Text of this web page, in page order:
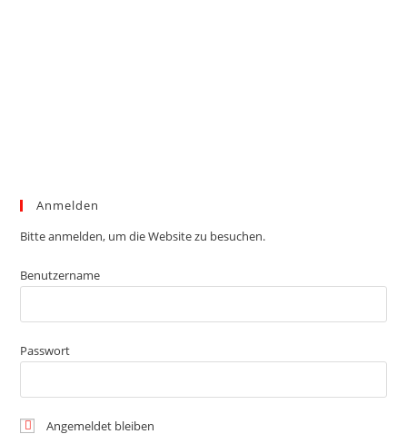
Anmelden
Bitte anmelden, um die Website zu besuchen.
Benutzername
Passwort
Angemeldet bleiben